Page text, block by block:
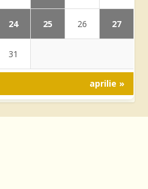
24 25 26 27
31
aprilie »